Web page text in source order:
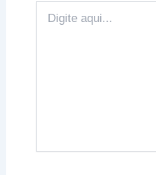
aqui...